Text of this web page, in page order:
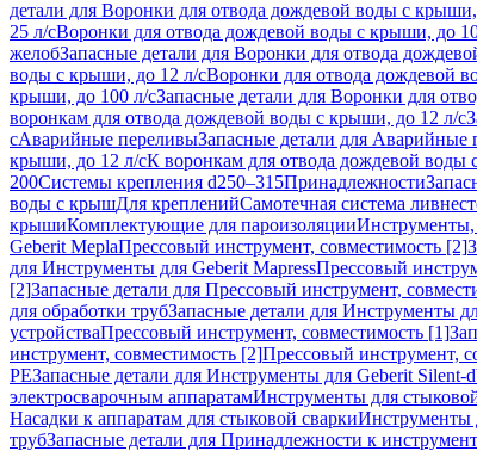
детали для Воронки для отвода дождевой воды с
25 л/сВоронки для отвода дождевой воды с крыши, до
желобЗапасные детали для Воронки для отвода
воды с крыши, до 12 л/сВоронки для отвода дождевой
крыши, до 100 л/сЗапасные детали для Воронки для
воронкам для отвода дождевой воды с крыши, до 12 л/с
сАварийные переливыЗапасные детали для Аварийные
крыши, до 12 л/сК воронкам для отвода дождевой воды
200Системы крепления d250–315Принадлежности
воды с крышДля крепленийСамотечная система
крышиКомплектующие для пароизоляцииИнструменты,
Geberit MeplaПрессовый инструмент, совместимость [2]
для Инструменты для Geberit MapressПрессовый
[2]Запасные детали для Прессовый инструмент,
для обработки трубЗапасные детали для Инструменты
устройстваПрессовый инструмент, совместимость [1]
инструмент, совместимость [2]Прессовый инструмент,
PEЗапасные детали для Инструменты для Geberit Silent-
электросварочным аппаратамИнструменты для
Насадки к аппаратам для стыковой сваркиИнструменты
трубЗапасные детали для Принадлежности к